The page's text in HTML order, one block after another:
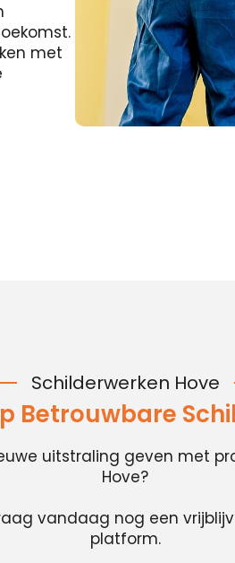
met
Schilderwerken Hove
Betrouwbare
uitstraling geven met
Hove?
vandaag nog een
platform.